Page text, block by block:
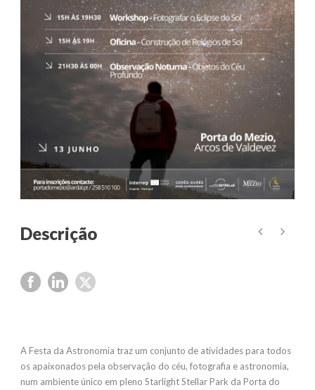
A Festa da Astronomia traz um conjunto de atividades para todos
os apaixonados pela observação do céu, fotografia e astronomia,
num ambiente único em pleno Starlight Stellar Park da Porta do